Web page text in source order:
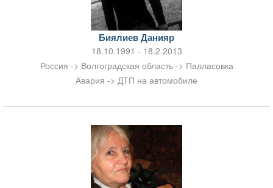
Биялиев Данияр
18.10.1991 - 18.2.2013
Россия -> Волгоградская область -> Палласовка
Авария -> ДТП на автомобиле